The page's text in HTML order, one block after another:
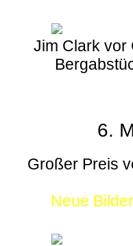
Jim Clark vor
6.
Großer Preis
Neue